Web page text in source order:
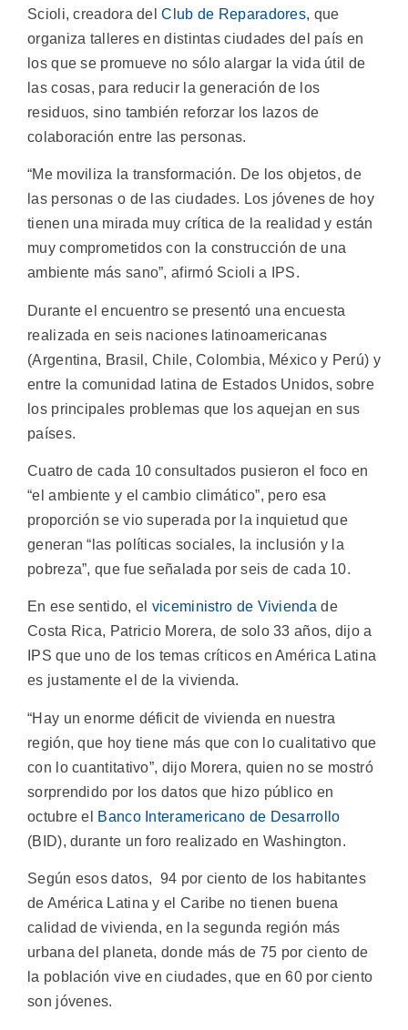
Scioli, creadora delClub de Reparadores, que
organiza talleres en distintas ciudades del país en
los que se promueve no sólo alargar la vida útil de
las cosas, para reducir la generación de los
residuos, sino también reforzar los lazos de
colaboración entre las personas.
“Me moviliza la transformación. De los objetos, de
las personas o de las ciudades. Los jóvenes de hoy
tienen una mirada muy crítica de la realidad y están
muy comprometidos con la construcción de una
ambiente más sano”, afirmó Scioli a IPS.
Durante el encuentro se presentó una encuesta
realizada en seis naciones latinoamericanas
(Argentina, Brasil, Chile, Colombia, México y Perú) y
entre la comunidad latina de Estados Unidos, sobre
los principales problemas que los aquejan en sus
países.
Cuatro de cada 10 consultados pusieron el foco en
“el ambiente y el cambio climático”, pero esa
proporción se vio superada por la inquietud que
generan “las políticas sociales, la inclusión y la
pobreza”, que fue señalada por seis de cada 10.
En ese sentido, el viceministro de Vivienda de
Costa Rica, Patricio Morera, de solo 33 años, dijo a
IPS que uno de los temas críticos en América Latina
es justamente el de la vivienda.
“Hay un enorme déficit de vivienda en nuestra
región, que hoy tiene más que con lo cualitativo que
con lo cuantitativo”, dijo Morera, quien no se mostró
sorprendido por los datos que hizo público en
octubre el Banco Interamericano de Desarrollo
(BID), durante un foro realizado en Washington.
Según esos datos, 94 por ciento de los habitantes
de América Latina y el Caribe no tienen buena
calidad de vivienda, en la segunda región más
urbana del planeta, donde más de 75 por ciento de
la población vive en ciudades, que en 60 por ciento
son jóvenes.